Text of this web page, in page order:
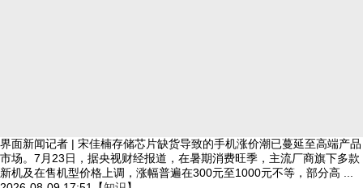
界面新闻记者 | 宋佳楠存储芯片缺货导致的手机涨价潮已蔓延至高端产品
市场。7月23日，据央视财经报道，在暑期消费旺季，主流厂商旗下多款
新机及在售机型价格上调，涨幅普遍在300元至1000元不等，部分高 ...